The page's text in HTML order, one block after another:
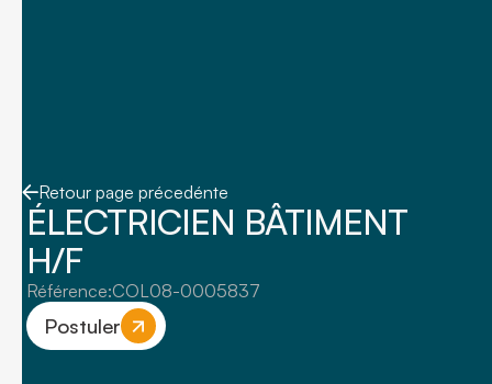
Retour page précedénte
ÉLECTRICIEN BÂTIMENT
H/F
Référence:COL08-0005837
Postuler